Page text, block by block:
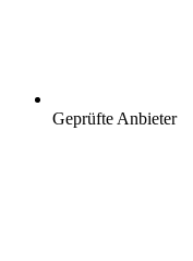
Geprüfte Anbieter